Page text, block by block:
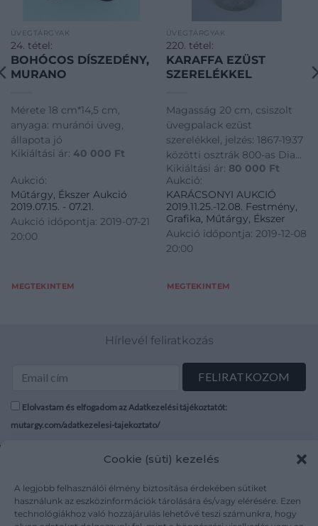
Cookie (süti) kezelés
A legjobb felhasználói élmény biztosítása érdekében sütiket
használunk az eszközinformációk tárolására és/vagy elérésére. Ezen
technológiákhoz való hozzájárulás lehetővé teszi számunkra, hogy
ÜVEGTÁRGYAK
24. tétel:
BOHÓCOS DÍSZEDÉNY,
MURANO
Mérete 18 cm*14,5 cm,
anyaga: muránói üveg,
állapota jó
Kikiáltási ár: 40 000 Ft
Aukció:
Műtárgy, Ékszer Aukció
2019.07.15. - 07.21.
Aukció időpontja: 2019-07-21
20:00
MEGTEKINTEM
ÜVEGTÁRGYAK
220. tétel:
KARAFFA EZÜST
SZERELÉKKEL
Magasság 20 cm, csiszolt
üvegpalack ezüst
szerelékkel, jelzés: 1867-1937
közötti osztrák 800-as Diana
fej jelzéssel
Kikiáltási ár: 80 000 Ft
Aukció:
KARÁCSONYI AUKCIÓ
2019.11.25.-12.08. Festmény,
Grafika, Műtárgy, Ékszer
Aukció időpontja: 2019-12-08
20:00
MEGTEKINTEM
Hírlevél feliratkozás
Elolvastam és elfogadom az Adatkezelési tájékoztatót:
mutargy.com/adatkezelesi-tajekoztato/
Karrier
Kapcsolat
Áraink
Adatvédelem
Impresszum